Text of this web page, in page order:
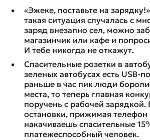
«Эжеке, поставьте на
такая ситуация случалась с
заряд внезапно сел, можно
магазинчик или кафе и
И тебе никогда не откажут.
Спасительные розетки в
зеленых автобусах есть USB-
раньше в час пик люди
места, то теперь главная
поручень с рабочей
остановки, прижимая
накачиваешь спасительные
платежеспособный человек.